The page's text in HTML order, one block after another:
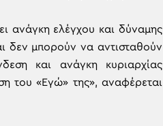
ανάγκη ελέγχου και δύναμης
δεν μπορούν να αντισταθούν
και ανάγκη κυριαρχίας
του «Εγώ» της», αναφέρεται